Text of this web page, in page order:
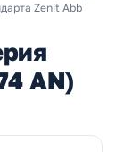
Zenit Abb
AN)